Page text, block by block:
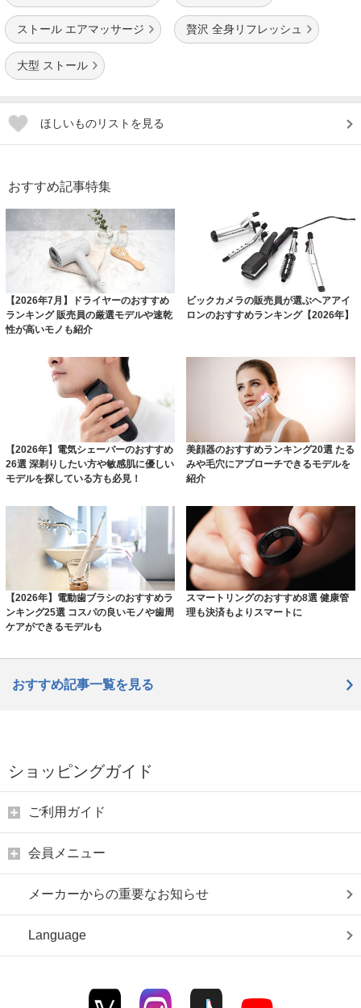
ストール エアマッサージ 贅沢 全身リフレッシュ
大型 ストール
ほしいものリストを見る
おすすめ記事特集
【2026年7月】ドライヤーのおすすめ
ランキング 販売員の厳選モデルや速乾
性が高いモノも紹介
ビックカメラの販売員が選ぶヘアアイ
ロンのおすすめランキング【2026年】
【2026年】電気シェーバーのおすすめ
26選 深剃りしたい方や敏感肌に優しい
モデルを探している方も必見！
美顔器のおすすめランキング20選 たる
みや毛穴にアプローチできるモデルを
紹介
【2026年】電動歯ブラシのおすすめラ
ンキング25選 コスパの良いモノや歯周
ケアができるモデルも
スマートリングのおすすめ8選 健康管
理も決済もよりスマートに
おすすめ記事一覧を見る
ショッピングガイド
ご利用ガイド
会員メニュー
メーカーからの重要なお知らせ
Language